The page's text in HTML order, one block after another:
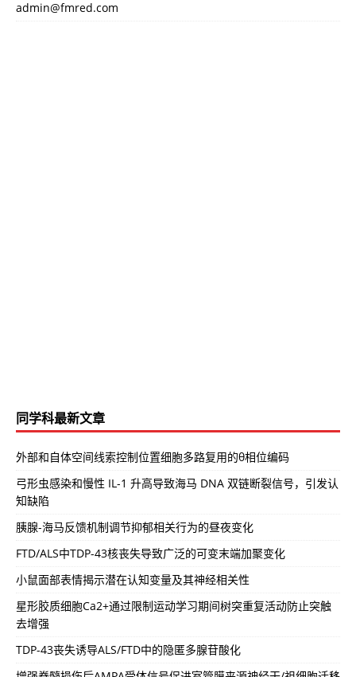
admin@fmred.com
同学科最新文章
外部和自体空间线索控制位置细胞多路复用的θ相位编码
弓形虫感染和慢性 IL-1 升高导致海马 DNA 双链断裂信号，引发认
知缺陷
胰腺-海马反馈机制调节抑郁相关行为的昼夜变化
FTD/ALS中TDP-43核丧失导致广泛的可变末端加聚变化
小鼠面部表情揭示潜在认知变量及其神经相关性
星形胶质细胞Ca2+通过限制运动学习期间树突重复活动防止突触
去增强
TDP-43丧失诱导ALS/FTD中的隐匿多腺苷酸化